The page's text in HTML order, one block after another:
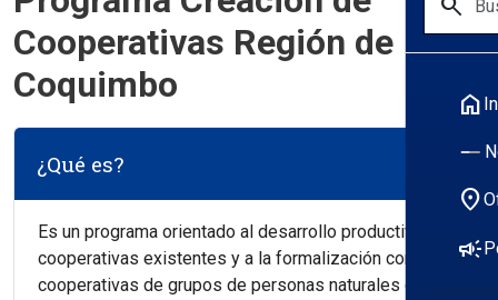
home
location_on
campaign
Cooperativas Región de
Coquimbo
¿Qué es?
Es un programa orientado al desarrollo productivo de
cooperativas existentes y a la formalización como
cooperativas de grupos de personas naturales o